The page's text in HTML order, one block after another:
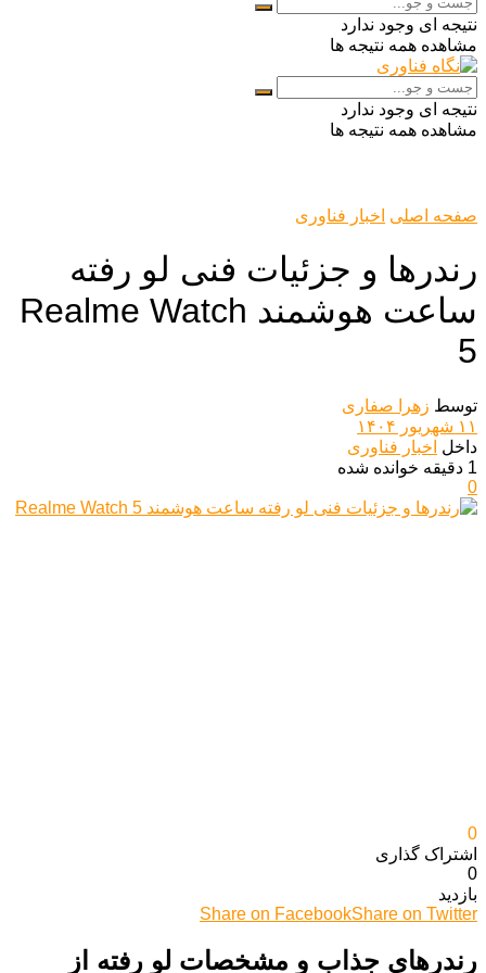
نتیجه ای وجود ندارد
مشاهده همه نتیجه ها
نتیجه ای وجود ندارد
مشاهده همه نتیجه ها
صفحه اصلی اخبار فناوری
رندرها و جزئیات فنی لو رفته
ساعت هوشمند Realme Watch
5
توسط زهرا صفاری
۱۱ شهریور ۱۴۰۴
داخل اخبار فناوری
1 دقیقه خوانده شده
0
0
اشتراک گذاری‌
0
بازدید
Share on FacebookShare on Twitter
رندرهای جذاب و مشخصات لو رفته از